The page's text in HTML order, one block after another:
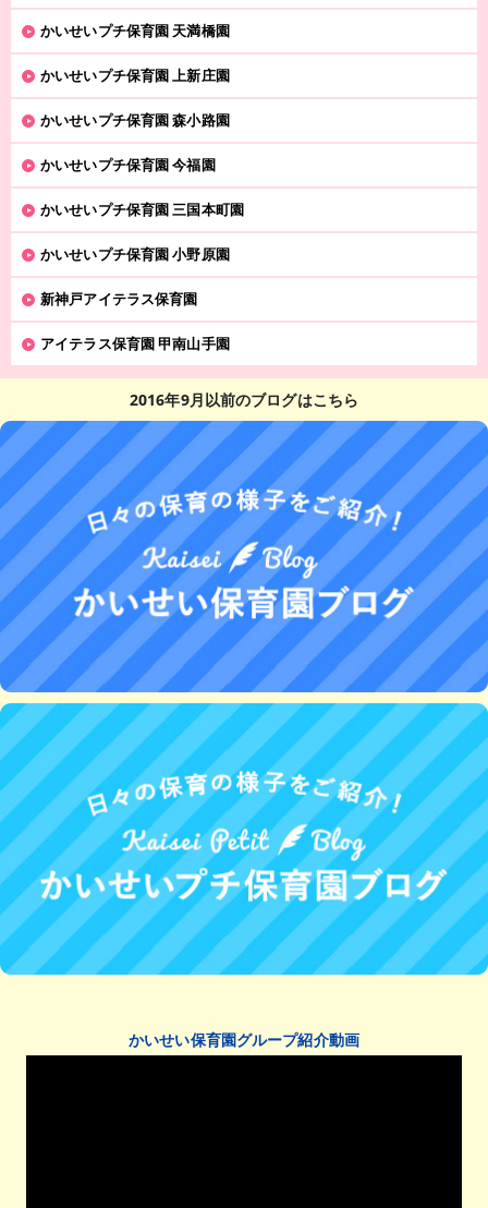
かいせいプチ保育園 天満橋園
かいせいプチ保育園 上新庄園
かいせいプチ保育園 森小路園
かいせいプチ保育園 今福園
かいせいプチ保育園 三国本町園
かいせいプチ保育園 小野原園
新神戸アイテラス保育園
アイテラス保育園 甲南山手園
2016年9月以前のブログはこちら
かいせい保育園グループ紹介動画